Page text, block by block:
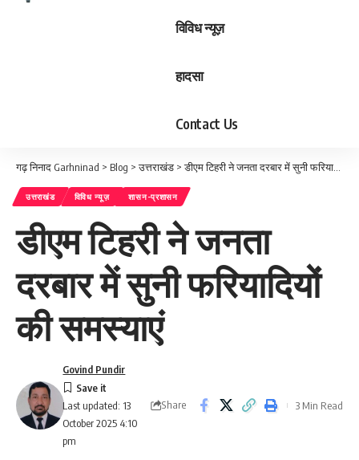
विविध न्यूज़
हादसा
Contact Us
गढ़ निनाद Garhninad > Blog >उत्तराखंड >डीएम टिहरी ने जनता दरबार में सुनी फरियादियों की समस्याएं
उत्तराखंड विविध न्यूज़ शासन-प्रशासन
डीएम टिहरी ने जनता
दरबार में सुनी फरियादियों
की समस्याएं
Last updated: 13
October 2025 4:10
pm
Govind Pundir
Share 3 Min Read